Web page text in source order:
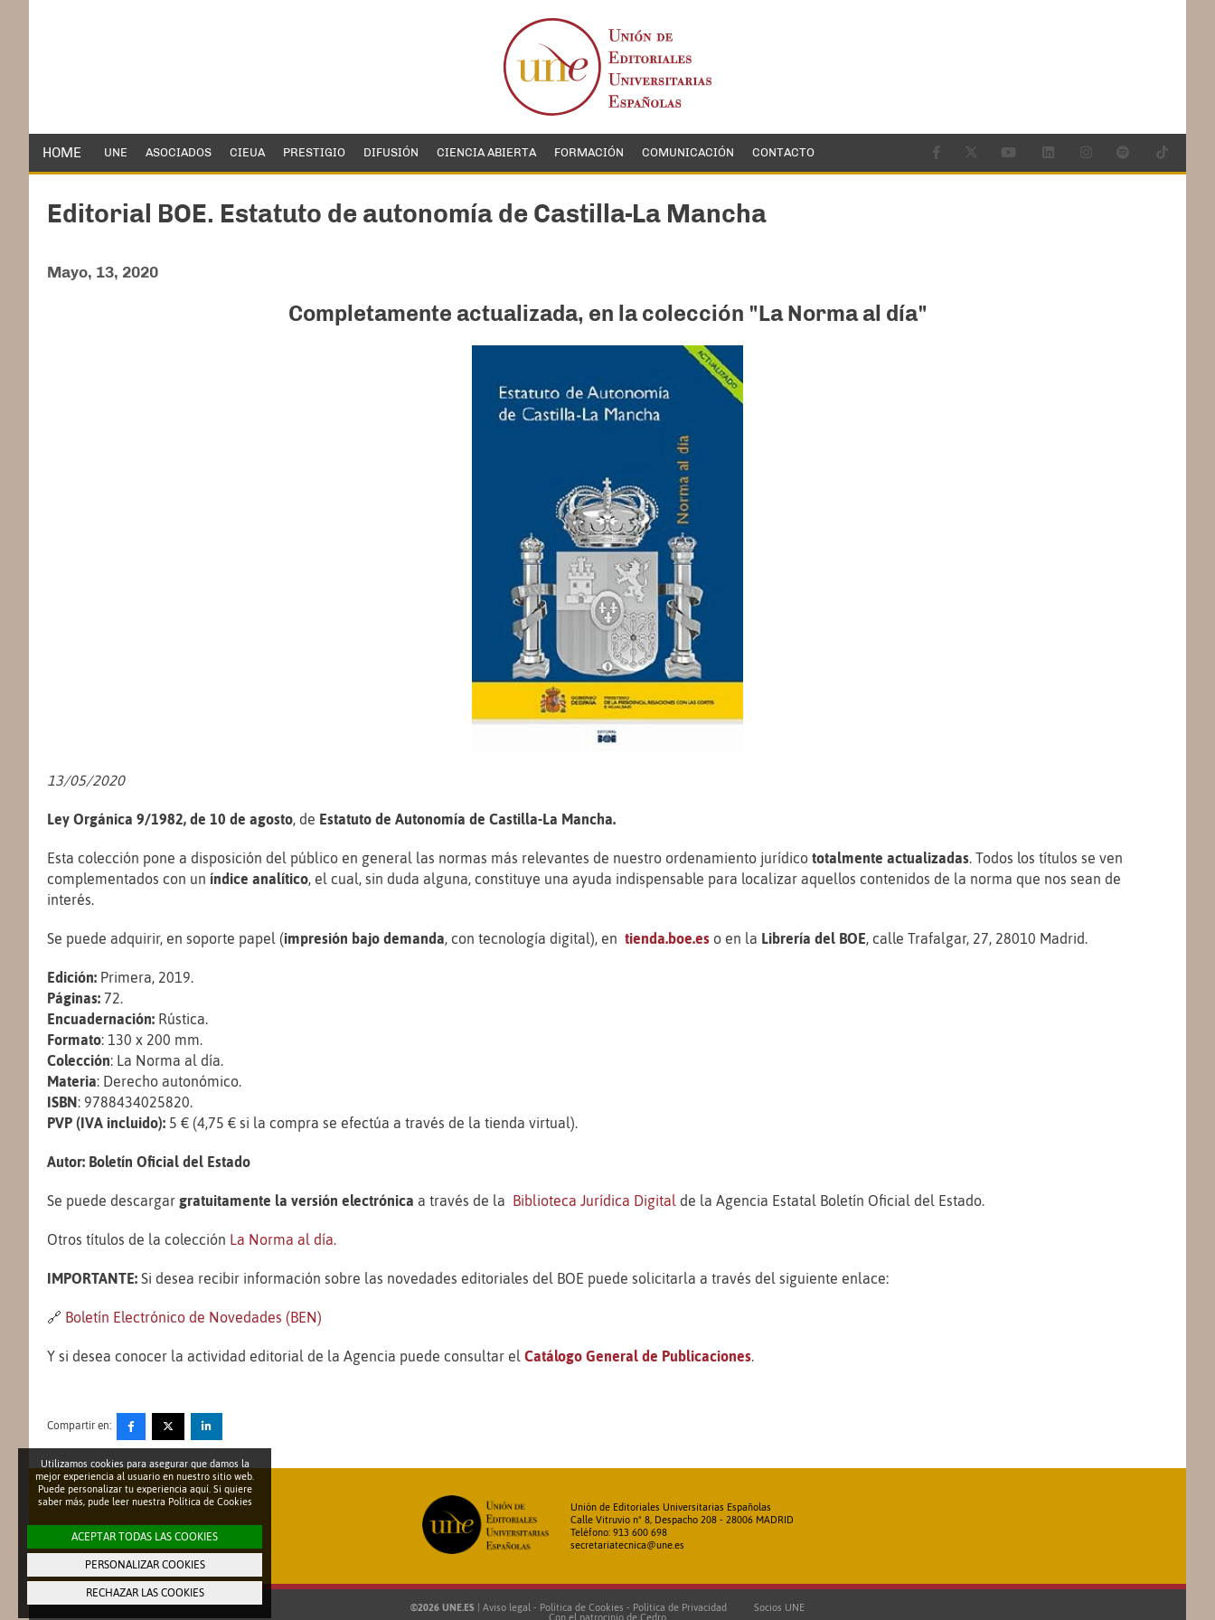
HOME UNE ASOCIADOS CIEUA PRESTIGIO DIFUSIÓN CIENCIA ABIERTA FORMACIÓN COMUNICACIÓN CONTACTO
Editorial BOE. Estatuto de autonomía de Castilla-La Mancha
Mayo, 13, 2020
Completamente actualizada, en la colección "La Norma al día"
13/05/2020
Ley Orgánica 9/1982, de 10 de agosto, de Estatuto de Autonomía de Castilla-La Mancha.
Esta colección pone a disposición del público en general las normas más relevantes de nuestro ordenamiento jurídico totalmente actualizadas. Todos los títulos se ven
complementados con un índice analítico, el cual, sin duda alguna, constituye una ayuda indispensable para localizar aquellos contenidos de la norma que nos sean de
interés.
Se puede adquirir, en soporte papel (impresión bajo demanda, con tecnología digital), en tienda.boe.es o en la Librería del BOE, calle Trafalgar, 27, 28010 Madrid.
Edición: Primera, 2019.
Páginas: 72.
Encuadernación: Rústica.
Formato: 130 x 200 mm.
Colección: La Norma al día.
Materia: Derecho autonómico.
ISBN: 9788434025820.
PVP (IVA incluido): 5 € (4,75 € si la compra se efectúa a través de la tienda virtual).
Autor: Boletín Oficial del Estado
Se puede descargar gratuitamente la versión electrónica a través de la Biblioteca Jurídica Digital de la Agencia Estatal Boletín Oficial del Estado.
Otros títulos de la colección La Norma al día.
IMPORTANTE: Si desea recibir información sobre las novedades editoriales del BOE puede solicitarla a través del siguiente enlace:
🔗 Boletín Electrónico de Novedades (BEN)
Y si desea conocer la actividad editorial de la Agencia puede consultar el Catálogo General de Publicaciones.
Compartir en:
Unión de Editoriales Universitarias Españolas
Calle Vitruvio nº 8, Despacho 208 - 28006 MADRID
Teléfono: 913 600 698
secretariatecnica@une.es
©2026 UNE.ES Aviso legal - Política de Cookies - Política de Privacidad
Socios UNE
Con el patrocinio de Cedro
Utilizamos cookies para asegurar que damos la
mejor experiencia al usuario en nuestro sitio web.
Puede personalizar tu experiencia aquí. Si quiere
saber más, pude leer nuestra Política de Cookies
ACEPTAR TODAS LAS COOKIES
PERSONALIZAR COOKIES
RECHAZAR LAS COOKIES